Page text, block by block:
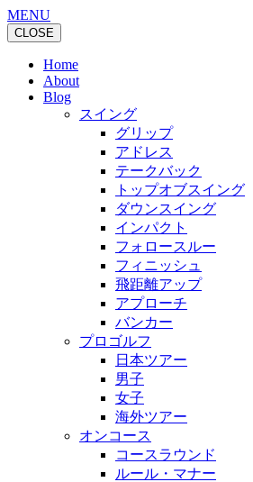
MENU
CLOSE
Home
About
Blog
スイング
グリップ
アドレス
テークバック
トップオブスイング
ダウンスイング
インパクト
フォロースルー
フィニッシュ
飛距離アップ
アプローチ
バンカー
プロゴルフ
日本ツアー
男子
女子
海外ツアー
オンコース
コースラウンド
ルール・マナー